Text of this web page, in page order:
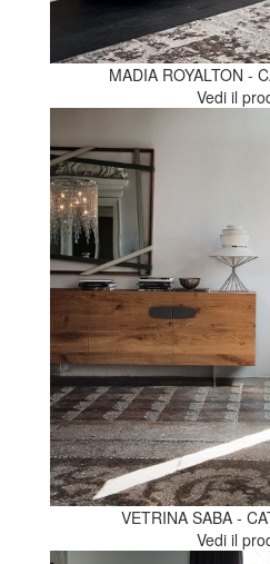
MADIA ROYALTON -
Vedi il
VETRINA SABA -
Vedi il